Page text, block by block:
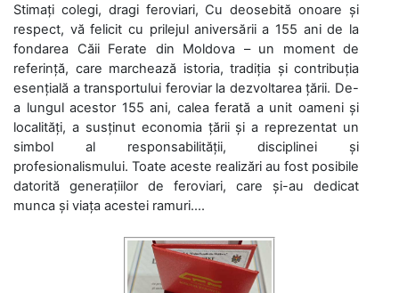
Stimați colegi, dragi feroviari, Cu deosebită onoare și
respect, vă felicit cu prilejul aniversării a 155 ani de la
fondarea Căii Ferate din Moldova – un moment de
referință, care marchează istoria, tradiția și contribuția
esențială a transportului feroviar la dezvoltarea țării. De-
a lungul acestor 155 ani, calea ferată a unit oameni și
localități, a susținut economia țării și a reprezentat un
simbol al responsabilității, disciplinei și
profesionalismului. Toate aceste realizări au fost posibile
datorită generațiilor de feroviari, care și-au dedicat
munca și viața acestei ramuri....